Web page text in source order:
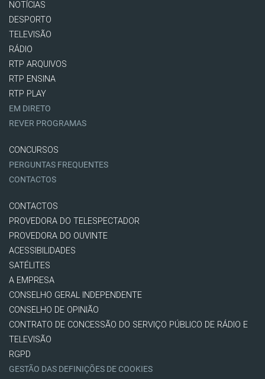
NOTÍCIAS
DESPORTO
TELEVISÃO
RÁDIO
RTP ARQUIVOS
RTP ENSINA
RTP PLAY
EM DIRETO
REVER PROGRAMAS
CONCURSOS
PERGUNTAS FREQUENTES
CONTACTOS
CONTACTOS
PROVEDORA DO TELESPECTADOR
PROVEDORA DO OUVINTE
ACESSIBILIDADES
SATÉLITES
A EMPRESA
CONSELHO GERAL INDEPENDENTE
CONSELHO DE OPINIÃO
CONTRATO DE CONCESSÃO DO SERVIÇO PÚBLICO DE RÁDIO E
TELEVISÃO
RGPD
GESTÃO DAS DEFINIÇÕES DE COOKIES